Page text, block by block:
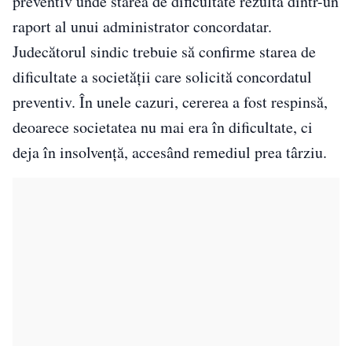
raport al unui administrator concordatar.
Judecătorul sindic trebuie să confirme starea de
dificultate a societății care solicită concordatul
preventiv. În unele cazuri, cererea a fost respinsă,
deoarece societatea nu mai era în dificultate, ci
deja în insolvență, accesând remediul prea târziu.